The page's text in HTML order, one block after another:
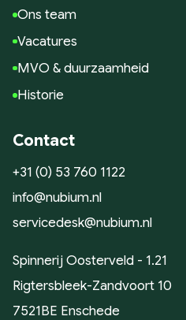
Ons team
Vacatures
MVO & duurzaamheid
Historie
Contact
+31 (0) 53 760 1122
info@nubium.nl
servicedesk@nubium.nl
Spinnerij Oosterveld - 1.21
Rigtersbleek-Zandvoort 10
7521BE Enschede